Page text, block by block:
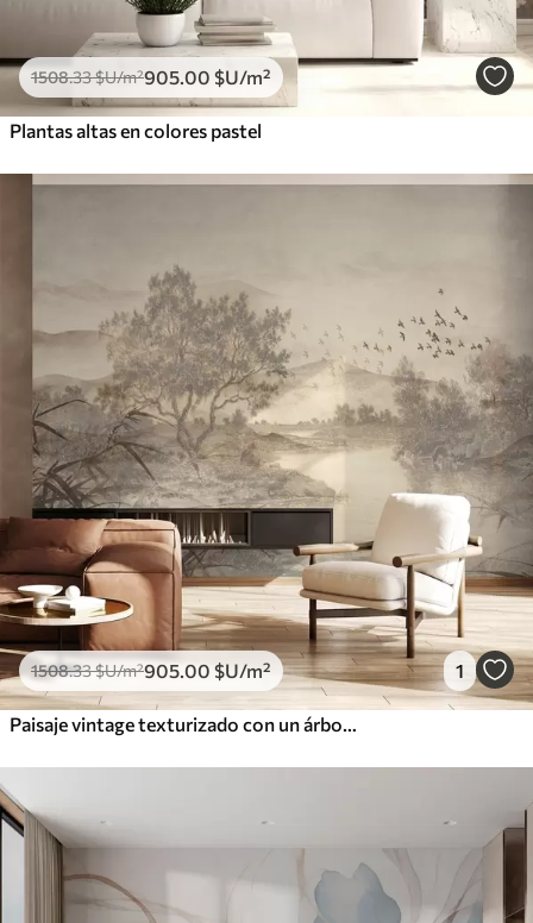
1508.33$U/m²905 .00 $U/m²
Plantas altas en colores pastel
1508.33$U/m²905 .00 $U/m² 1